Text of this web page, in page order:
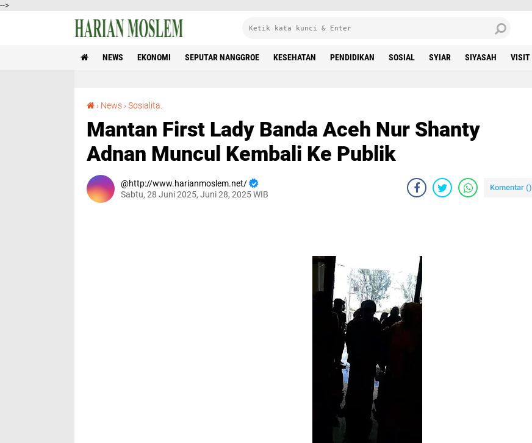
-->
NEWS EKONOMI SEPUTAR NANGGROE KESEHATAN PENDIDIKAN SOSIAL SYIAR SIYASAH VISIT
› News ›Sosialita.
Mantan First Lady Banda Aceh Nur Shanty
Adnan Muncul Kembali Ke Publik
http://www.harianmoslem.net/
Sabtu, 28 Juni 2025, Juni 28, 2025 WIB
Komentar ()